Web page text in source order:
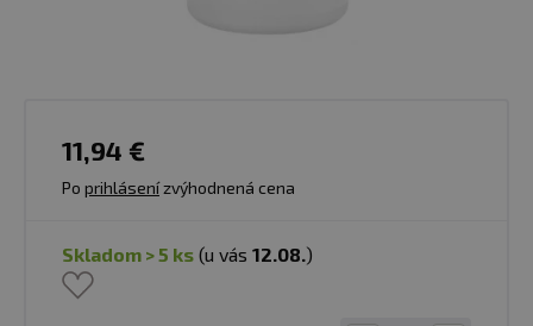
11,94 €
Po prihlásenízvýhodnená cena
skladom > 5 ks (u vás 12.08.)